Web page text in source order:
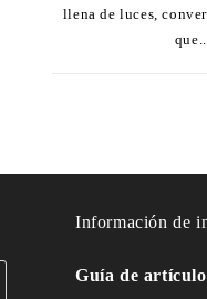
llena de luces,
Información de
Guía de artículo